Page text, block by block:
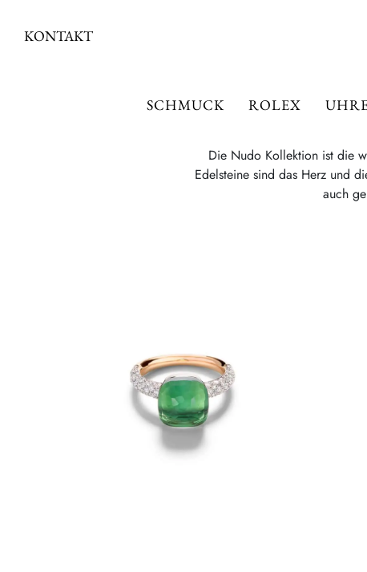
KONTAKT
SCHMUCK ROLEX
Die Nudo Kollektion ist die
Edelsteine sind das Herz und
auch